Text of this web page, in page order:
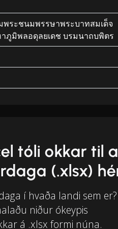
พระชนมพรรษาพระบาทสมเด็จ
ภูมิพลอดุลยเดช บรมนาถบพิตร
tóli okkar til
(.xlsx)
í hvaða landi sem er?
niður ókeypis
á .xlsx formi núna.